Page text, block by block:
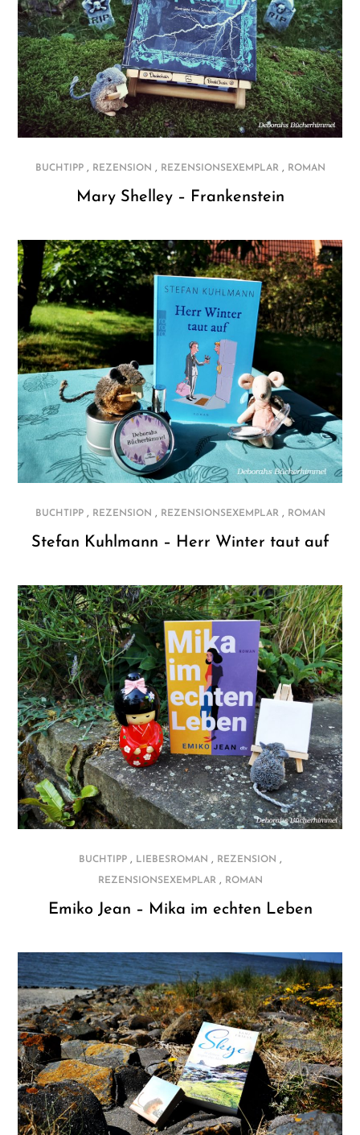
BUCHTIPP, REZENSION , REZENSIONSEXEMPLAR, ROMAN
Mary Shelley – Frankenstein
BUCHTIPP, REZENSION , REZENSIONSEXEMPLAR, ROMAN
Stefan Kuhlmann – Herr Winter taut auf
BUCHTIPP, LIEBESROMAN , REZENSION ,
REZENSIONSEXEMPLAR, ROMAN
Emiko Jean – Mika im echten Leben